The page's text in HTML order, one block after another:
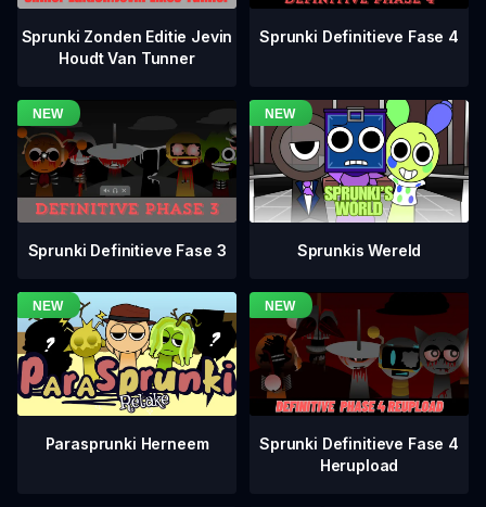
Sprunki Zonden Editie Jevin
Houdt Van Tunner
Sprunki Definitieve Fase 4
Sprunki Definitieve Fase 3 Sprunkis Wereld
Parasprunki Herneem
Sprunki Definitieve Fase 4
Herupload